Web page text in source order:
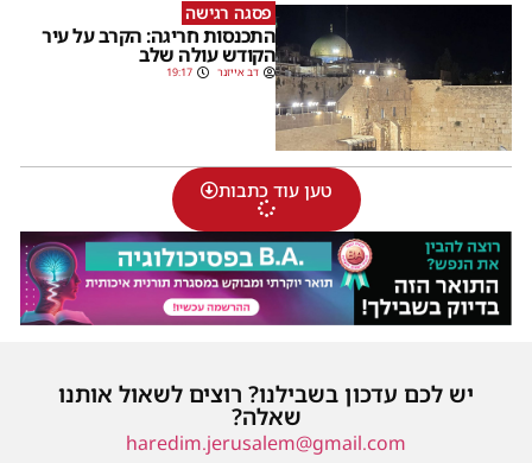
פסגה רגישה
התכנסות חריגה: הקרב על עיר
הקודש עולה שלב
דב אייזנר 19:17
טען עוד כתבות
יש לכם עדכון בשבילנו? רוצים לשאול אותנו
שאלה?
haredim.jerusalem@gmail.com